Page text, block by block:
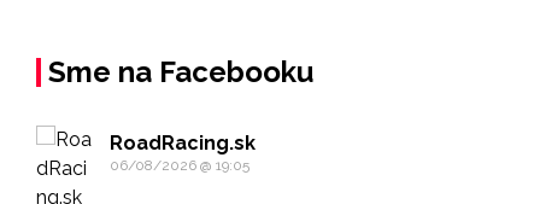
Sme na Facebooku
RoadRacing.sk
06/08/2026 @ 19:05